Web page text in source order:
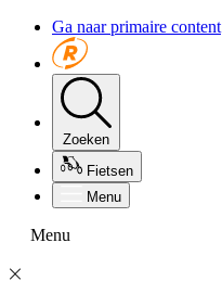
Ga naar primaire content
Zoeken
Fietsen
Menu
Menu